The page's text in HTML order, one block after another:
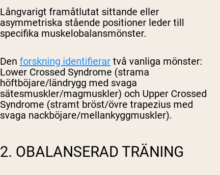
Långvarigt framåtlutat sittande eller
asymmetriska stående positioner leder till
specifika muskelobalansmönster.
Den forskning identifierar två vanliga mönster:
Lower Crossed Syndrome (strama
höftböjare/ländrygg med svaga
sätesmuskler/magmuskler) och Upper Crossed
Syndrome (stramt bröst/övre trapezius med
svaga nackböjare/mellankyggmuskler).
2. OBALANSERAD TRÄNING